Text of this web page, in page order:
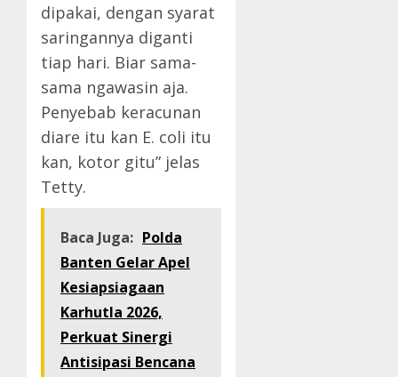
dipakai, dengan syarat
saringannya diganti
tiap hari. Biar sama-
sama ngawasin aja.
Penyebab keracunan
diare itu kan E. coli itu
kan, kotor gitu” jelas
Tetty.
Baca Juga: Polda
Banten Gelar Apel
Kesiapsiagaan
Karhutla 2026,
Perkuat Sinergi
Antisipasi Bencana